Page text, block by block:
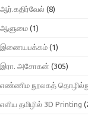
ஆர்.கதிர்வேல் (8)
ஆளுமை (1)
இணையபக்கம் (1)
இரா. அசோகன் (305)
எண்ணிம நூலகத்
எளிய தமிழில் 3D Printing